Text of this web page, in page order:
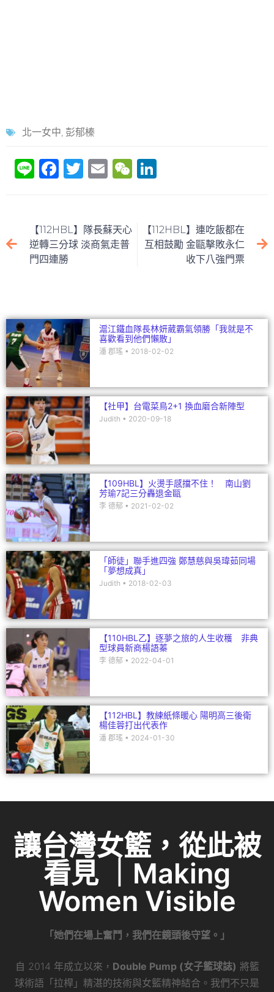
北一女中, 彭郁榛
Li F
e
b
o
T
er
E
l
W
at
e
dI
【112HBL】隊長蘇天心
逆轉三分球 淡商氣走普
門四連勝
【112HBL】連吃飯都在
互相鼓勵 金甌擊敗永仁
收下八強門票
滬江鐵血隊長林妍葳霸氣領勝「我就是不
喜歡看到他們懶散」
潘 郡瑤 2018-02-02
【社甲】台電菜鳥2+1 換血磨合新陣型
Judith 2020-09-18
【109HBL】火燙手感擋不住！ 南山劉
芳瑜7記三分轟退金甌
李 德郁 2021-02-02
「師徒」聯手進四強 鄭慧慈與吳瑋茹同場
「夢想成真」
Judith 2018-02-03
【110HBL乙】逐夢之旅的人生收穫 非典
型球員新商楊語蓁
李 德郁 2022-04-01
【112HBL】教練紙條暖心 陽明高三後衛
楊佳蓉打出代表作
潘 郡瑤 2024-01-30
讓台灣女籃，從此被
看見 ｜Making
Women Visible
「她們在場上奮鬥，我們在鏡頭後守望。」
自 2014 年成立以來， Double Pump (女子籃球誌) 將籃
球術語「拉桿」精湛的技術與女籃精神結合。我們不只是